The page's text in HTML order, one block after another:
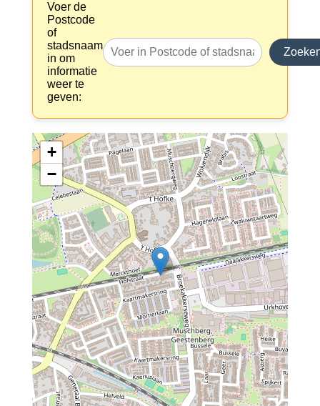
Voer de
Postcode
of
stadsnaam
in om
informatie
weer te
geven:
+
−